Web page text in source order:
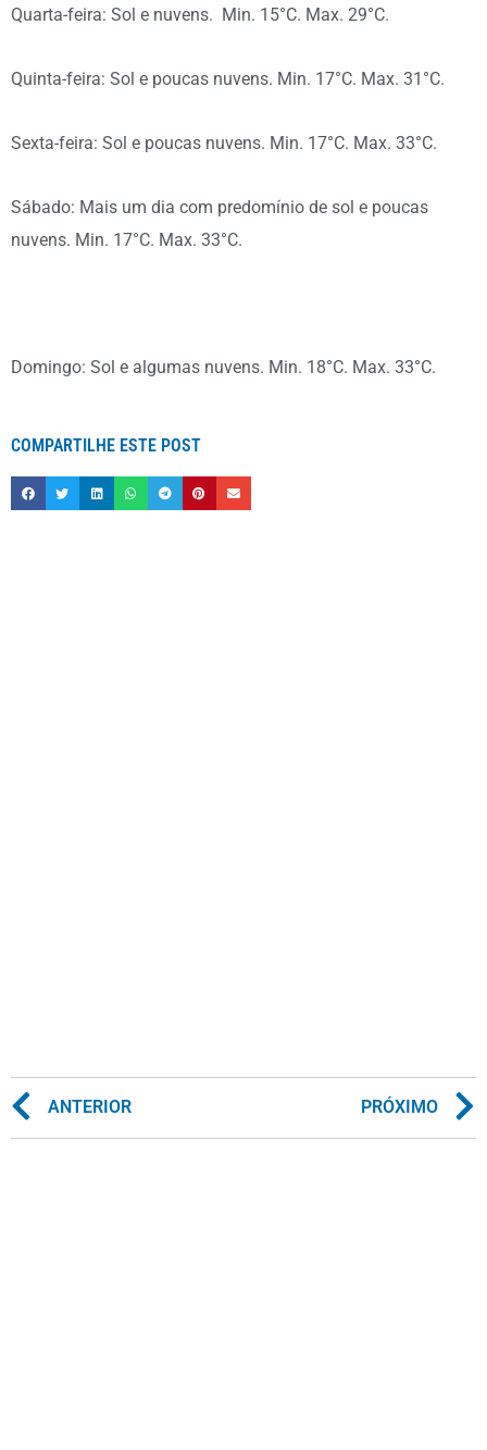
Quarta-feira: Sol e nuvens. Min. 15°C. Max. 29°C.
Quinta-feira: Sol e poucas nuvens. Min. 17°C. Max. 31°C.
Sexta-feira: Sol e poucas nuvens. Min. 17°C. Max. 33°C.
Sábado: Mais um dia com predomínio de sol e poucas
nuvens. Min. 17°C. Max. 33°C.
Domingo: Sol e algumas nuvens. Min. 18°C. Max. 33°C.
COMPARTILHE ESTE POST
ANTERIOR PRÓXIMO